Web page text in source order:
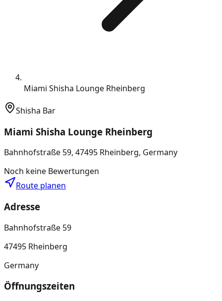
Miami Shisha Lounge Rheinberg
Shisha Bar
Miami Shisha Lounge Rheinberg
Bahnhofstraße 59, 47495 Rheinberg, Germany
Noch keine Bewertungen
Route planen
Adresse
Bahnhofstraße 59
47495 Rheinberg
Germany
Öffnungszeiten